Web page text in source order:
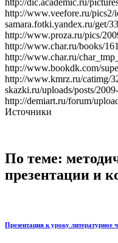
http://www.veefore.ru/pics2/
samara.fotki.yandex.ru/get/
http://www.proza.ru/pics/
http://www.char.ru/books/
http://www.char.ru/
http://www.bookdk.com/
http://www.kmrz.ru/catimg/
skazki.ru/uploads/posts/
http://demiart.ru/forum/
Источники
По теме:
презентации и
Презентация к уроку